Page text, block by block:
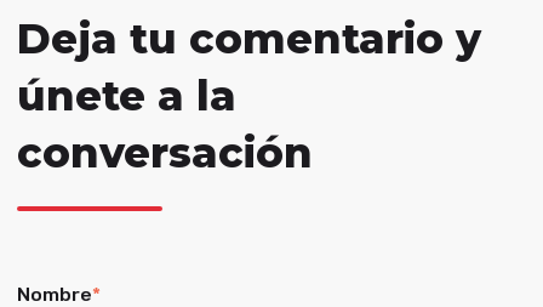
Deja tu comentario y
únete a la
conversación
Nombre*